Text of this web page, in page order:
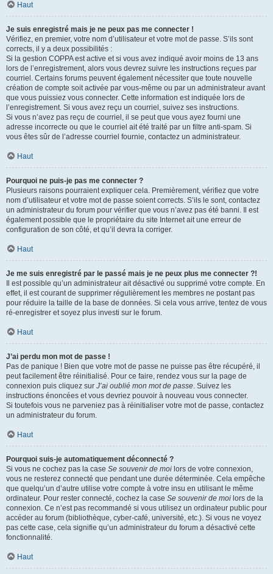
Haut
Je suis enregistré mais je ne peux pas me connecter !
Vérifiez, en premier, votre nom d’utilisateur et votre mot de passe. S’ils sont
corrects, il y a deux possibilités :
Si la gestion COPPA est active et si vous avez indiqué avoir moins de 13 ans
lors de l’enregistrement, alors vous devrez suivre les instructions reçues par
courriel. Certains forums peuvent également nécessiter que toute nouvelle
création de compte soit activée par vous-même ou par un administrateur avant
que vous puissiez vous connecter. Cette information est indiquée lors de
l’enregistrement. Si vous avez reçu un courriel, suivez ses instructions.
Si vous n’avez pas reçu de courriel, il se peut que vous ayez fourni une
adresse incorrecte ou que le courriel ait été traité par un filtre anti-spam. Si
vous êtes sûr de l’adresse courriel fournie, contactez un administrateur.
Haut
Pourquoi ne puis-je pas me connecter ?
Plusieurs raisons pourraient expliquer cela. Premièrement, vérifiez que votre
nom d’utilisateur et votre mot de passe soient corrects. S’ils le sont, contactez
un administrateur du forum pour vérifier que vous n’avez pas été banni. Il est
également possible que le propriétaire du site Internet ait une erreur de
configuration de son côté, et qu’il devra la corriger.
Haut
Je me suis enregistré par le passé mais je ne peux plus me connecter ?!
Il est possible qu’un administrateur ait désactivé ou supprimé votre compte. En
effet, il est courant de supprimer régulièrement les membres ne postant pas
pour réduire la taille de la base de données. Si cela vous arrive, tentez de vous
ré-enregistrer et soyez plus investi sur le forum.
Haut
J’ai perdu mon mot de passe !
Pas de panique ! Bien que votre mot de passe ne puisse pas être récupéré, il
peut facilement être réinitialisé. Pour ce faire, rendez vous sur la page de
connexion puis cliquez sur J’ai oublié mon mot de passe. Suivez les
instructions énoncées et vous devriez pouvoir à nouveau vous connecter.
Si toutefois vous ne parveniez pas à réinitialiser votre mot de passe, contactez
un administrateur du forum.
Haut
Pourquoi suis-je automatiquement déconnecté ?
Si vous ne cochez pas la case Se souvenir de moi lors de votre connexion,
vous ne resterez connecté que pendant une durée déterminée. Cela empêche
que quelqu’un d’autre utilise votre compte à votre insu en utilisant le même
ordinateur. Pour rester connecté, cochez la case Se souvenir de moi lors de la
connexion. Ce n’est pas recommandé si vous utilisez un ordinateur public pour
accéder au forum (bibliothèque, cyber-café, université, etc.). Si vous ne voyez
pas cette case, cela signifie qu’un administrateur du forum a désactivé cette
fonctionnalité.
Haut